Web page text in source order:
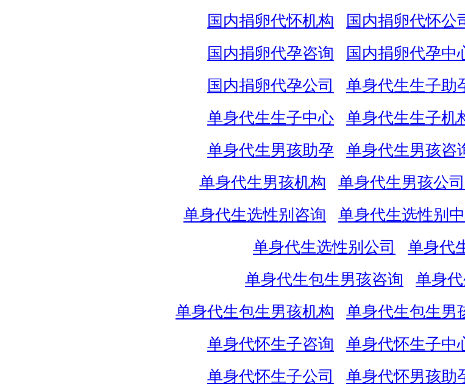
国内捐卵代怀机构
国内捐卵代怀公
国内捐卵代孕咨询
国内捐卵代孕中
国内捐卵代孕公司
单身代生生子助
单身代生生子中心
单身代生生子机
单身代生男孩助孕
单身代生男孩咨
单身代生男孩机构
单身代生男孩公司
单身代生选性别咨询
单身代生选性别
单身代生选性别公司
单身代
单身代生包生男孩咨询
单身
单身代生包生男孩机构
单身代生包生男
单身代怀生子咨询
单身代怀生子中
单身代怀生子公司
单身代怀男孩助